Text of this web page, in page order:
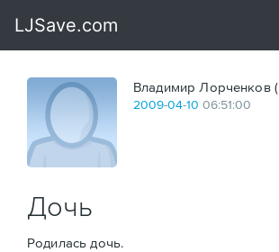
Владимир Лорченков (
2009-04-10 06:51:00
Дочь
Родилась дочь.